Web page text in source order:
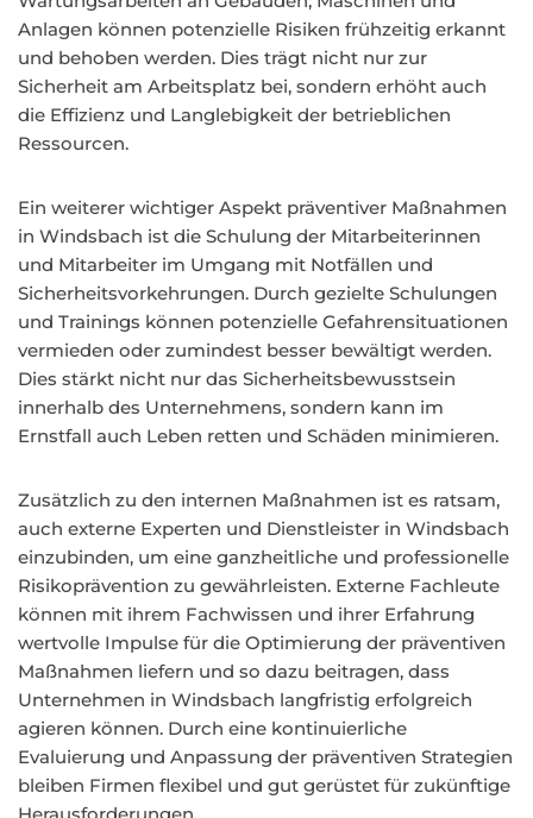
Anlagen können potenzielle Risiken frühzeitig erkannt
und behoben werden. Dies trägt nicht nur zur
Sicherheit am Arbeitsplatz bei, sondern erhöht auch
die Effizienz und Langlebigkeit der betrieblichen
Ressourcen.
Ein weiterer wichtiger Aspekt präventiver Maßnahmen
in Windsbach ist die Schulung der Mitarbeiterinnen
und Mitarbeiter im Umgang mit Notfällen und
Sicherheitsvorkehrungen. Durch gezielte Schulungen
und Trainings können potenzielle Gefahrensituationen
vermieden oder zumindest besser bewältigt werden.
Dies stärkt nicht nur das Sicherheitsbewusstsein
innerhalb des Unternehmens, sondern kann im
Ernstfall auch Leben retten und Schäden minimieren.
Zusätzlich zu den internen Maßnahmen ist es ratsam,
auch externe Experten und Dienstleister in Windsbach
einzubinden, um eine ganzheitliche und professionelle
Risikoprävention zu gewährleisten. Externe Fachleute
können mit ihrem Fachwissen und ihrer Erfahrung
wertvolle Impulse für die Optimierung der präventiven
Maßnahmen liefern und so dazu beitragen, dass
Unternehmen in Windsbach langfristig erfolgreich
agieren können. Durch eine kontinuierliche
Evaluierung und Anpassung der präventiven Strategien
bleiben Firmen flexibel und gut gerüstet für zukünftige